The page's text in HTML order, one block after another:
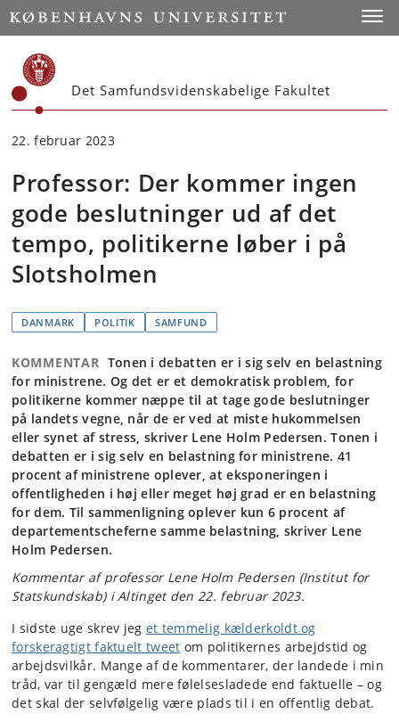
Start
Det Samfundsvidenskabelige Fakultet
22. februar 2023
Professor: Der kommer ingen
gode beslutninger ud af det
tempo, politikerne løber i på
Slotsholmen
DANMARK POLITIK SAMFUND
KOMMENTAR Tonen i debatten er i sig selv en belastning
for ministrene. Og det er et demokratisk problem, for
politikerne kommer næppe til at tage gode beslutninger
på landets vegne, når de er ved at miste hukommelsen
eller synet af stress, skriver Lene Holm Pedersen. Tonen i
debatten er i sig selv en belastning for ministrene. 41
procent af ministrene oplever, at eksponeringen i
offentligheden i høj eller meget høj grad er en belastning
for dem. Til sammenligning oplever kun 6 procent af
departementscheferne samme belastning, skriver Lene
Holm Pedersen.
Kommentar af professor Lene Holm Pedersen (Institut for
Statskundskab) i Altinget den 22. februar 2023.
I sidste uge skrev jeg et temmelig kælderkoldt og
forskeragtigt faktuelt tweet om politikernes arbejdstid og
arbejdsvilkår. Mange af de kommentarer, der landede i min
tråd, var til gengæld mere følelsesladede end faktuelle – og
det skal der selvfølgelig være plads til i en offentlig debat.